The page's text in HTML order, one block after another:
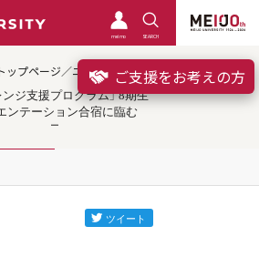
meimo SEARCH
ご支援をお考えの方
ップページ／ニュース
ンジ支援プログラム」 8期生
ンテーション合宿に臨む